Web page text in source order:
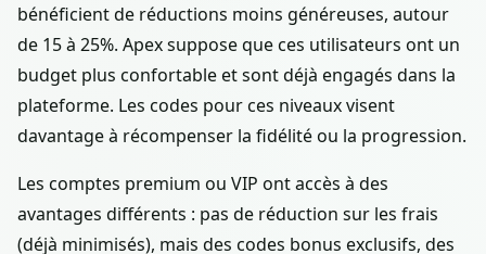
bénéficient de réductions moins généreuses, autour
de 15 à 25%. Apex suppose que ces utilisateurs ont un
budget plus confortable et sont déjà engagés dans la
plateforme. Les codes pour ces niveaux visent
davantage à récompenser la fidélité ou la progression.
Les comptes premium ou VIP ont accès à des
avantages différents : pas de réduction sur les frais
(déjà minimisés), mais des codes bonus exclusifs, des